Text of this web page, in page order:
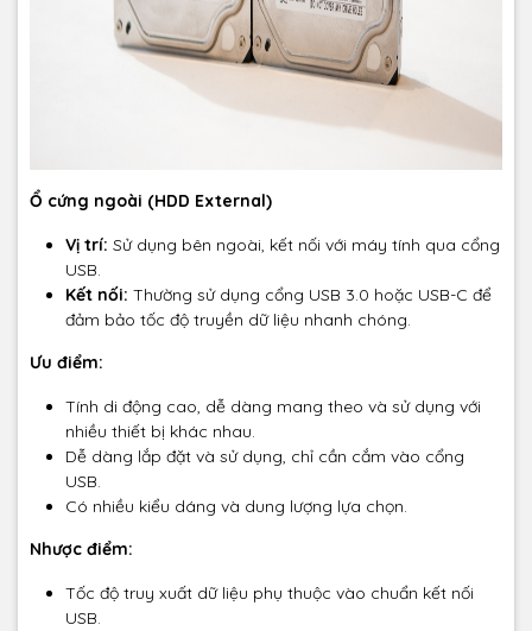
Ổ cứng ngoài (HDD External)
Vị trí: Sử dụng bên ngoài, kết nối với máy tính qua cổng
USB.
Kết nối: Thường sử dụng cổng USB 3.0 hoặc USB-C để
đảm bảo tốc độ truyền dữ liệu nhanh chóng.
Ưu điểm:
Tính di động cao, dễ dàng mang theo và sử dụng với
nhiều thiết bị khác nhau.
Dễ dàng lắp đặt và sử dụng, chỉ cần cắm vào cổng
USB.
Có nhiều kiểu dáng và dung lượng lựa chọn.
Nhược điểm:
Tốc độ truy xuất dữ liệu phụ thuộc vào chuẩn kết nối
USB.